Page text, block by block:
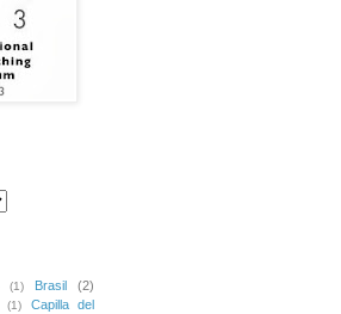
(1) Brasil
(2)
(1)
Capilla del